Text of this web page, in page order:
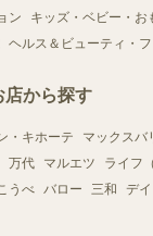
ン キッズ・ベビー・お
ヘルス＆ビューティ・
店から探す
・キホーテ マックスバ
万代 マルエツ ライフ
うべ バロー 三和 デ